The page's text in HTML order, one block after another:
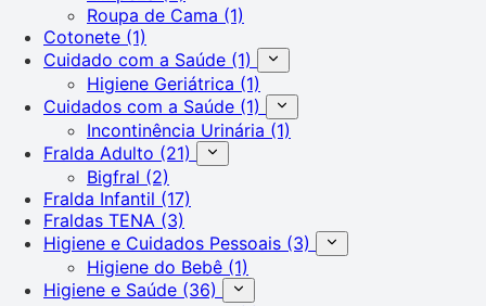
Roupa de Cama (1)
Cotonete (1)
Cuidado com a Saúde (1)
Higiene Geriátrica (1)
Cuidados com a Saúde (1)
Incontinência Urinária (1)
Fralda Adulto (21)
Bigfral (2)
Fralda Infantil (17)
Fraldas TENA (3)
Higiene e Cuidados Pessoais (3)
Higiene do Bebê (1)
Higiene e Saúde (36)